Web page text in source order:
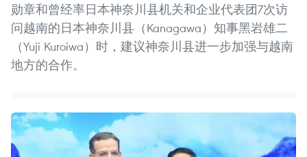
勋章和曾经率日本神奈川县机关和企业代表团7次访
问越南的日本神奈川县（Kanagawa）知事黑岩雄二
（Yuji Kuroiwa）时，建议神奈川县进一步加强与越南
地方的合作。